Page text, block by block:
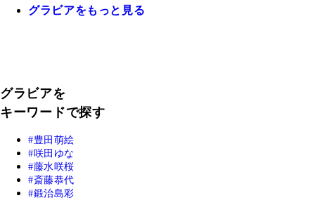
グラビアをもっと見る
グラビアを
キーワードで探す
豊田萌絵
咲田ゆな
藤水咲桜
斎藤恭代
鍛治島彩